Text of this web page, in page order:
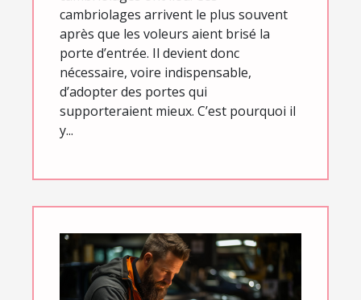
cambriolages arrivent le plus souvent
après que les voleurs aient brisé la
porte d’entrée. Il devient donc
nécessaire, voire indispensable,
d’adopter des portes qui
supporteraient mieux. C’est pourquoi il
y...